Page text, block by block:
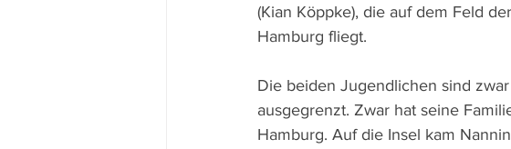
(Kian Köppke), die auf dem Feld
Hamburg fliegt.
Die beiden Jugendlichen sind
ausgegrenzt. Zwar hat seine
Hamburg. Auf die Insel kam